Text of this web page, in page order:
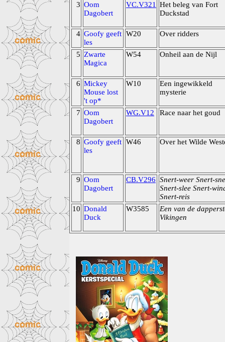
3 Oom
Dagobert
VC.V321
Het beleg van Fort
Duckstad
4 Goofy geeft
les
W20 Over ridders
5 Zwarte
Magica
W54 Onheil aan de Nijl
6 Mickey
Mouse lost
't op*
W10
Een ingewikkeld
mysterie
7 Oom
Dagobert
WG.V12 Race naar het goud
8 Goofy geeft
les
W46 Over het Wilde
9 Oom
Dagobert
CB.V296 Snert-weer Snert-
Snert-slee Snert-
Snert-reis
10 Donald
Duck
W3585
Een van de
Vikingen